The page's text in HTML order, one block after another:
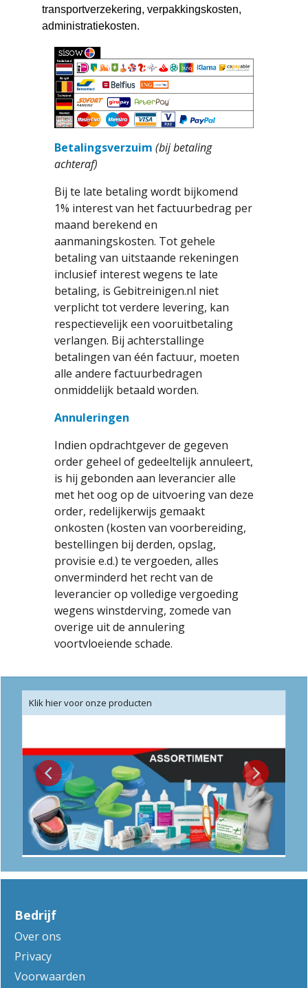
transportverzekering, verpakkingskosten,
administratiekosten.
Betalingsverzuim (bij betaling
achteraf)
Bij te late betaling wordt bijkomend
1% interest van het factuurbedrag per
maand berekend en
aanmaningskosten. Tot gehele
betaling van uitstaande rekeningen
inclusief interest wegens te late
betaling, is Gebitreinigen.nl niet
verplicht tot verdere levering, kan
respectievelijk een vooruitbetaling
verlangen. Bij achterstallinge
betalingen van één factuur, moeten
alle andere factuurbedragen
onmiddelijk betaald worden.
Annuleringen
Indien opdrachtgever de gegeven
order geheel of gedeeltelijk annuleert,
is hij gebonden aan leverancier alle
met het oog op de uitvoering van deze
order, redelijkerwijs gemaakt
onkosten (kosten van voorbereiding,
bestellingen bij derden, opslag,
provisie e.d.) te vergoeden, alles
onverminderd het recht van de
leverancier op volledige vergoeding
wegens winstderving, zomede van
overige uit de annulering
voortvloeiende schade.
Klik hier voor onze producten
Bedrijf
Over ons
Privacy
Voorwaarden